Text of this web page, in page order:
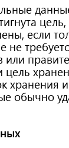
если
не
хранения
обычно